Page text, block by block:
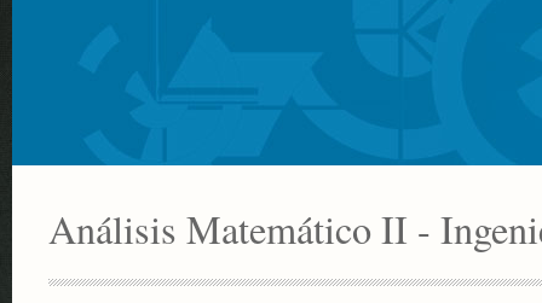
Análisis Matemático II -